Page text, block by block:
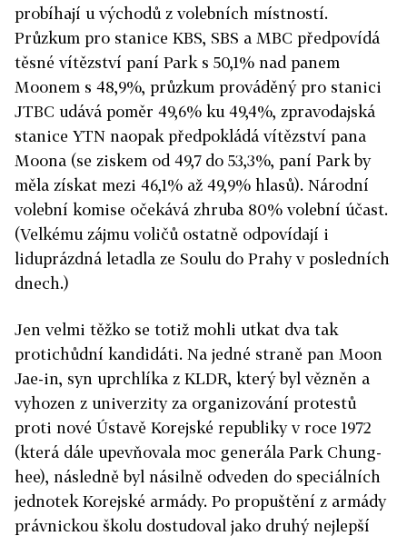
probíhají u východů z volebních místností.
Průzkum pro stanice KBS, SBS a MBC předpovídá
těsné vítězství paní Park s 50,1% nad panem
Moonem s 48,9%, průzkum prováděný pro stanici
JTBC udává poměr 49,6% ku 49,4%, zpravodajská
stanice YTN naopak předpokládá vítězství pana
Moona (se ziskem od 49,7 do 53,3%, paní Park by
měla získat mezi 46,1% až 49,9% hlasů). Národní
volební komise očekává zhruba 80% volební účast.
(Velkému zájmu voličů ostatně odpovídají i
liduprázdná letadla ze Soulu do Prahy v posledních
dnech.)
Jen velmi těžko se totiž mohli utkat dva tak
protichůdní kandidáti. Na jedné straně pan Moon
Jae-in, syn uprchlíka z KLDR, který byl vězněn a
vyhozen z univerzity za organizování protestů
proti nové Ústavě Korejské republiky v roce 1972
(která dále upevňovala moc generála Park Chung-
hee), následně byl násilně odveden do speciálních
jednotek Korejské armády. Po propuštění z armády
právnickou školu dostudoval jako druhý nejlepší